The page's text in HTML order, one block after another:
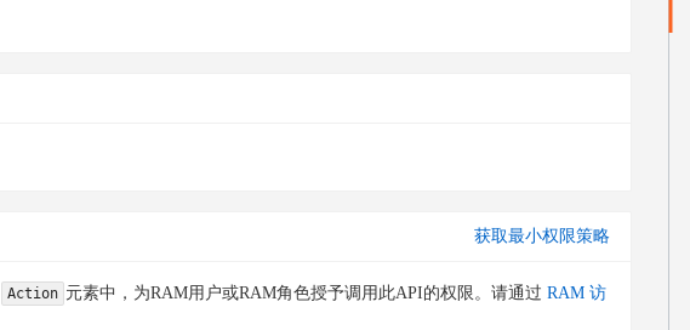
获取最小权限策略
Action 元素中，为RAM用户或RAM角色授予调用此API的权限。请通过 RAM 访